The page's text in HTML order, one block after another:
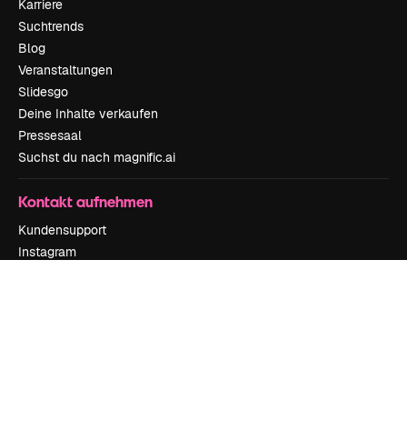
Karriere
Suchtrends
Blog
Veranstaltungen
Slidesgo
Deine Inhalte verkaufen
Pressesaal
Suchst du nach magnific.ai
Kontakt aufnehmen
Kundensupport
Instagram